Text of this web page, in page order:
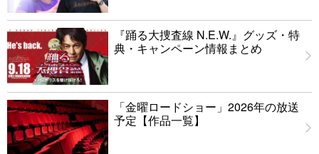
『踊る大捜査線 N.E.W.』グッズ・特
典・キャンペーン情報まとめ
「金曜ロードショー」2026年の放送
予定【作品一覧】